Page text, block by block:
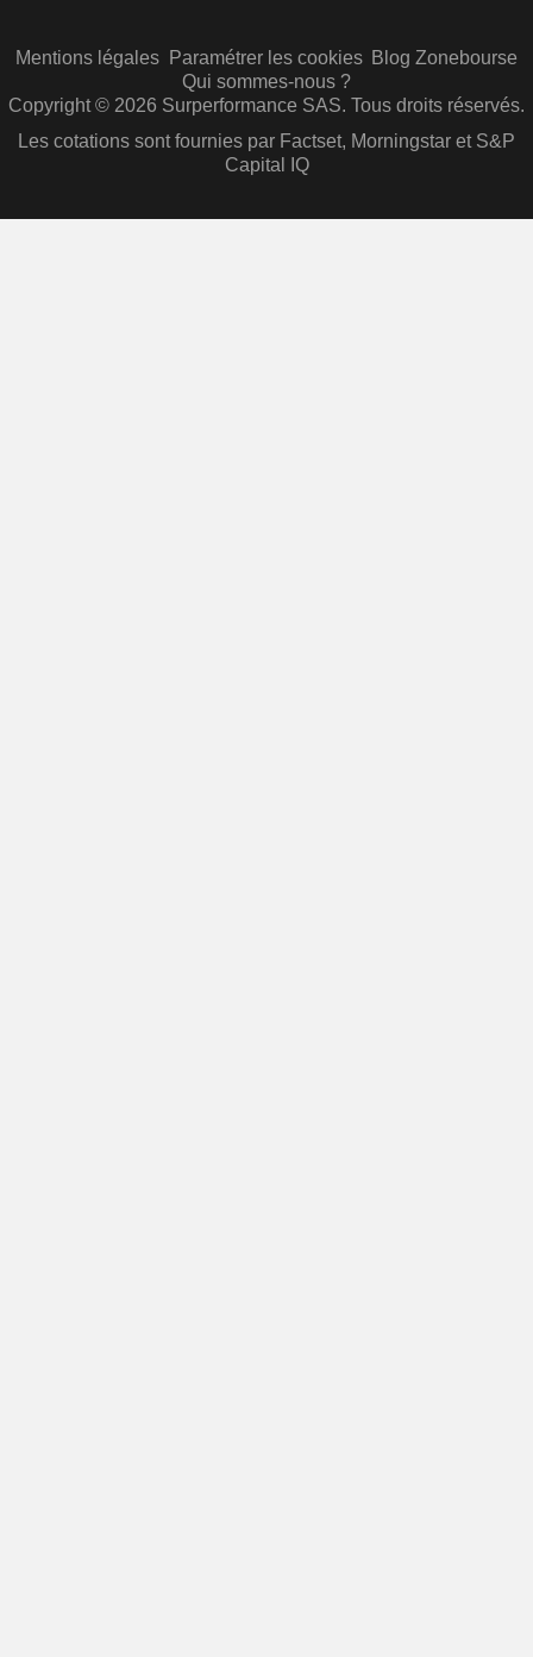
Mentions légales Paramétrer les cookies Blog Zonebourse
Qui sommes-nous ?
Copyright © 2026 Surperformance SAS. Tous droits réservés.
Les cotations sont fournies par Factset, Morningstar et S&P
Capital IQ